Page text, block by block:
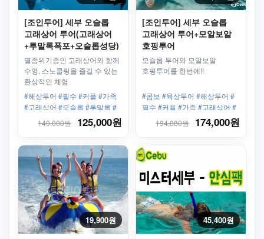
[조인투어] 세부 오슬롭
고래상어 투어(고래상어
+투말록폭포+오슬롭성당)
멸종위기종인 고래상어와 함께
수영, 스노쿨링을 즐길 수 있는
환상적인 체험
#해상투어 #필수 #커플 #가족
#고래상어 #오슬롭 #투말록 #
폭포 #점심식사 #한국인가이드
140,000원 125,000원
[조인투어] 세부 오슬롭
고래상어 투어+모알보알
호핑투어
오슬롭 투어와 모알보알
호핑투어를 한번에!!
#콤보 #육상투어 #해상투어 #
필수 #커플 #가족 #고래상어 #
오슬롭 #모알보알 #호핑투어
194,880원 174,000원
19,900원 45,400원